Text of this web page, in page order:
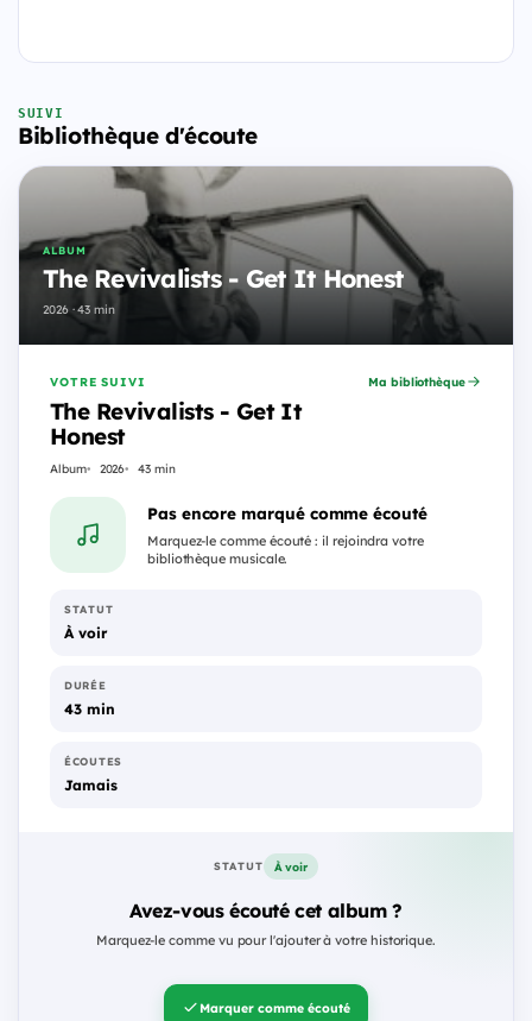
SUIVI
Bibliothèque d'écoute
ALBUM
The Revivalists - Get It Honest
2026 · 43 min
VOTRE SUIVI
The Revivalists - Get It
Honest
Album 2026 43 min
Ma bibliothèque
Pas encore marqué comme écouté
Marquez-le comme écouté : il rejoindra votre
bibliothèque musicale.
STATUT
À voir
DURÉE
43 min
ÉCOUTES
Jamais
STATUT À voir
Avez-vous écouté cet album ?
Marquez-le comme vu pour l'ajouter à votre historique.
Marquer comme écouté